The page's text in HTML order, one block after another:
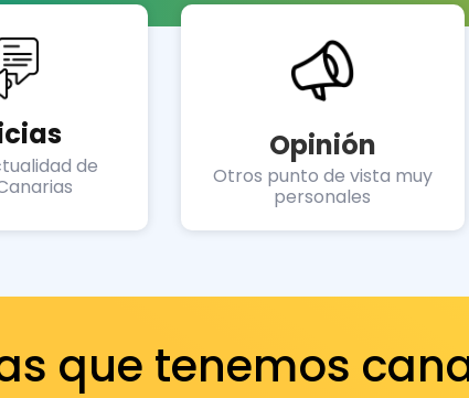
de
Opinión
Otros punto de vista muy
personales
que tenemos